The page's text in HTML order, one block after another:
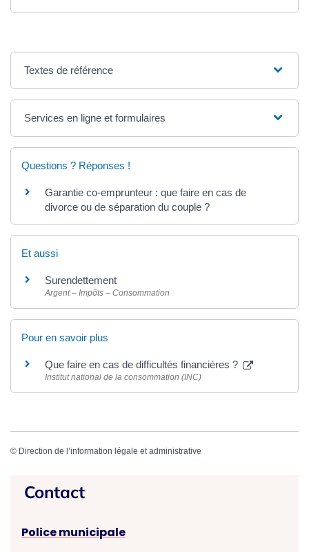
Textes de référence
Services en ligne et formulaires
Questions ? Réponses !
Garantie co-emprunteur : que faire en cas de
divorce ou de séparation du couple ?
Et aussi
Surendettement
Argent – Impôts – Consommation
Pour en savoir plus
Que faire en cas de difficultés financières ?
Institut national de la consommation (INC)
© Direction de l’information légale et administrative
Contact
Police municipale